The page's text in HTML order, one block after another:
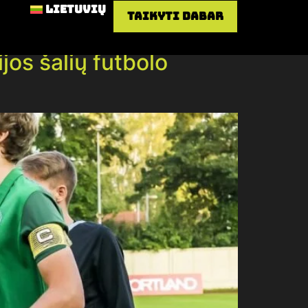
Lietuvių Taikyti dabar
šalių futbolo